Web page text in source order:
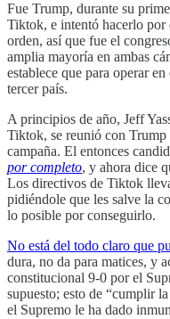
Fue Trump, durante su
Tiktok, e intentó hacerlo por
orden, así que fue el
amplia mayoría en ambas
establece que para operar en
tercer país.
A principios de año, Jeff
Tiktok, se reunió con Trump
campaña. El entonces
por completo, y ahora dice
Los directivos de Tiktok
pidiéndole que les salve la
lo posible por conseguirlo.
No está del todo claro que
dura, no da para matices, y
constitucional 9-0 por el
supuesto; esto de “cumplir
el Supremo le ha dado